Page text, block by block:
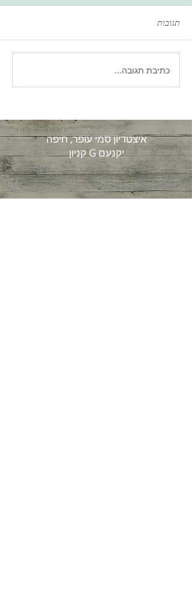
נתונים מדאיגים: זריקות הרזיה
מאיבוד מסת שריר!
תגובות
כתיבת תגובה...
איצטדיון סמי עופר, חיפה
קניון G יקנעם